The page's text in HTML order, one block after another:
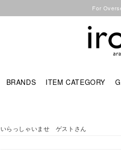
For
BRANDS ITEM CATEGORY
いらっしゃいませ ゲストさん